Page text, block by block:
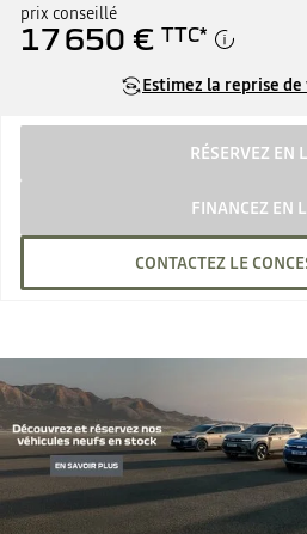
prix conseillé
17 650 € TTC*
Estimez la reprise
RÉSERVEZ EN
FINANCEZ EN
CONTACTEZ LE